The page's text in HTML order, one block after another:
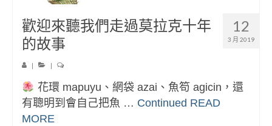
12
3 月 2019
歡迎來聽我們走過莫拉克十年
的故事
| |
花環 mapuyu、網袋 azai、魚笱 agicin，還
有聰明到會自己把魚 … Continued READ
MORE